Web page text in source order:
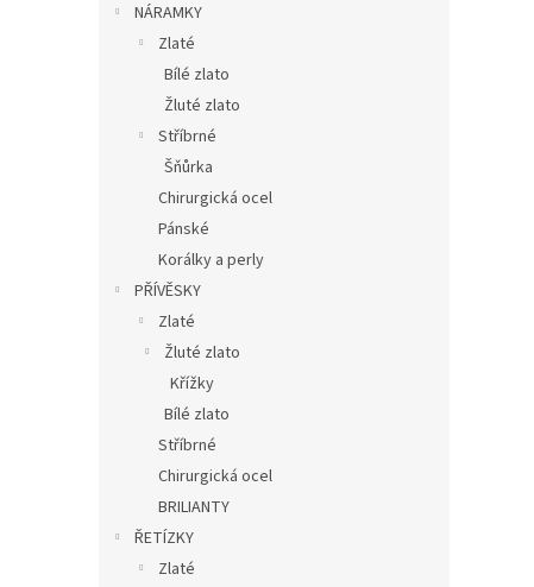
NÁRAMKY
Zlaté
Bílé zlato
Žluté zlato
Stříbrné
Šňůrka
Chirurgická ocel
Pánské
Korálky a perly
PŘÍVĚSKY
Zlaté
Žluté zlato
Křížky
Bílé zlato
Stříbrné
Chirurgická ocel
BRILIANTY
ŘETÍZKY
Zlaté